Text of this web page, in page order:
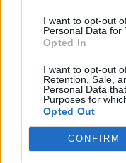
I want to opt-out
Personal Data for
Opted In
I want to opt-out
Retention, Sale,
Personal Data
Purposes for
Opted Out
CONFIRM